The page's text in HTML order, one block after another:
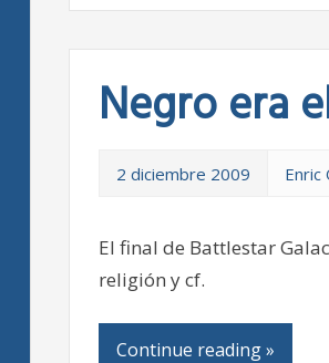
Negro era
2 diciembre 2009 Enric
El final de Battlestar
religión y cf.
Continue reading »